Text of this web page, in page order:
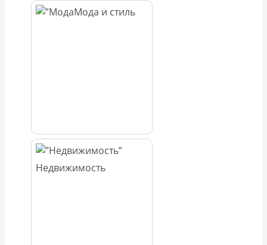
Мода и стиль
Недвижимость